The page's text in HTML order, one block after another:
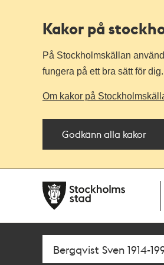
Kakor på
På Stockholmskällan
fungera på ett bra sätt för dig.
Om kakor på
Godkänn alla kakor
navigationen
huvudinnehållet
Sök